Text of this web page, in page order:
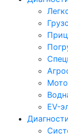
EV-